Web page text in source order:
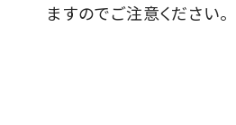
ますのでご注意ください。